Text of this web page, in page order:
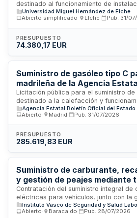
destinado al funcionamiento de
electrógenos y sistemas de
Miguel Hernández de Elche. El
Joan y Altea. La prestación incluye
conforme a especificaciones técnicas
posibilidad de tres prórrogas anuales.
Universidad Miguel Hernández de Elche
Abierto simplificado
Elche Pub. 31/
PRESUPUESTO
74.380,17 EUR
Suministro de gasóleo tipo C
madrileña de la Agencia
del Estado
Licitación pública para el suministro
destinado a la calefacción y
Agencia Estatal Boletín Oficial del
El contrato incluye la entrega del
optimizar eficiencia técnica y
normativa de contratación del sector
contrato.
Agencia Estatal Boletín Oficial del Estado
Abierto
Madrid Pub. 31/07/2026
PRESUPUESTO
285.619,83 EUR
Suministro de carburante,
y gestión de peajes mediante
Contratación del suministro integral
eléctricas para vehículos, junto con la
peajes de autopista mediante tarjetas.
servicios de control y trazabilidad de
Instituto Vasco de Seguridad y Salud
Abierto
Baracaldo Pub. 28/07/2026